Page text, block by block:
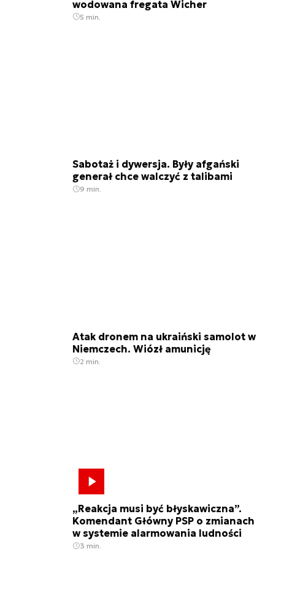
wodowana fregata Wicher
5 min.
Sabotaż i dywersja. Były afgański
generał chce walczyć z talibami
9 min.
Atak dronem na ukraiński samolot w
Niemczech. Wiózł amunicję
2 min.
„Reakcja musi być błyskawiczna”.
Komendant Główny PSP o zmianach
w systemie alarmowania ludności
3 min.